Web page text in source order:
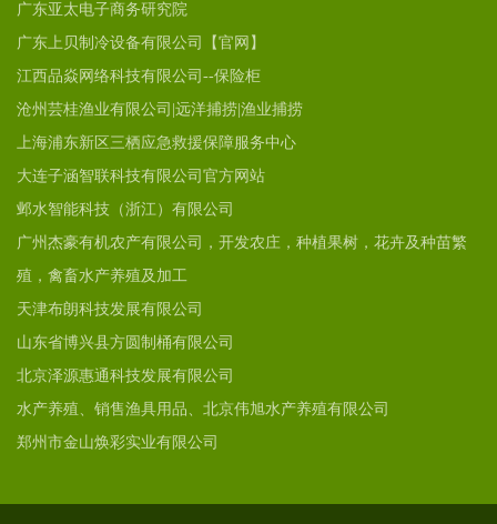
广东亚太电子商务研究院
广东上贝制冷设备有限公司【官网】
江西品焱网络科技有限公司--保险柜
沧州芸桂渔业有限公司|远洋捕捞|渔业捕捞
上海浦东新区三栖应急救援保障服务中心
大连子涵智联科技有限公司官方网站
邺水智能科技（浙江）有限公司
广州杰豪有机农产有限公司，开发农庄，种植果树，花卉及种苗繁
殖，禽畜水产养殖及加工
天津布朗科技发展有限公司
山东省博兴县方圆制桶有限公司
北京泽源惠通科技发展有限公司
水产养殖、销售渔具用品、北京伟旭水产养殖有限公司
郑州市金山焕彩实业有限公司